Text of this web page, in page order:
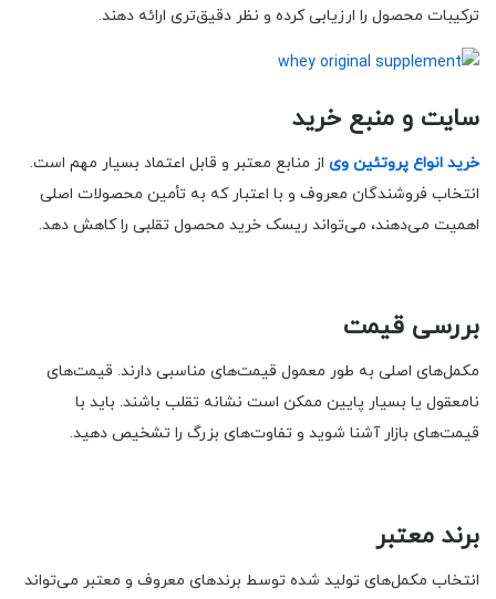
ترکیبات محصول را ارزیابی کرده و نظر دقیق‌تری ارائه دهند.
سایت و منبع خرید
خرید انواع پروتئین وی از منابع معتبر و قابل اعتماد بسیار مهم است.
انتخاب فروشندگان معروف و با اعتبار که به تأمین محصولات اصلی
اهمیت می‌دهند، می‌تواند ریسک خرید محصول تقلبی را کاهش دهد.
بررسی قیمت
مکمل‌های اصلی به طور معمول قیمت‌های مناسبی دارند. قیمت‌های
نامعقول یا بسیار پایین ممکن است نشانه تقلب باشند. باید با
قیمت‌های بازار آشنا شوید و تفاوت‌های بزرگ را تشخیص دهید.
برند معتبر
انتخاب مکمل‌های تولید شده توسط برندهای معروف و معتبر می‌تواند